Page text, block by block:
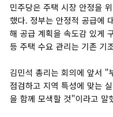
민주당은 주택 시장 안정을
했다. 정부는 안정적 공급에
해 공급 계획을 속도감 있게
등 주택 수요 관리는 기존 기
김민석 총리는 회의에 앞서 "
점검하고 지역 특성에 맞는
을 함께 모색할 것"이라고 말